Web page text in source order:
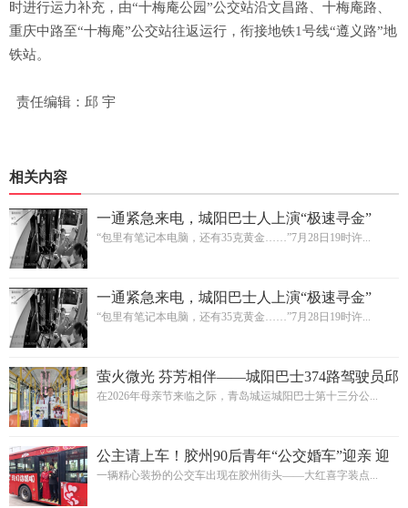
时进行运力补充，由“十梅庵公园”公交站沿文昌路、十梅庵路、
重庆中路至“十梅庵”公交站往返运行，衔接地铁1号线“遵义路”地
铁站。
责任编辑：邱 宇
相关内容
一通紧急来电，城阳巴士人上演“极速寻金”
“包里有笔记本电脑，还有35克黄金……”7月28日19时许...
一通紧急来电，城阳巴士人上演“极速寻金”
“包里有笔记本电脑，还有35克黄金……”7月28日19时许...
萤火微光 芬芳相伴——城阳巴士374路驾驶员邱
月山打造母亲节主题车厢
在2026年母亲节来临之际，青岛城运城阳巴士第十三分公...
公主请上车！胶州90后青年“公交婚车”迎亲 迎
来婚俗新风尚
一辆精心装扮的公交车出现在胶州街头——大红喜字装点...